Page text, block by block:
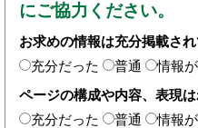
にご協力ください。
お求めの情報は充分掲載さ
充分だった
普通
情報
ページの構成や内容、表現
充分だった
普通
情報